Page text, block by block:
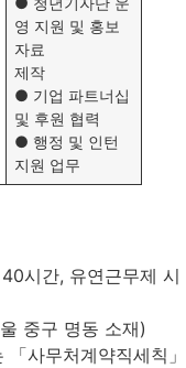
영 지원 및 홍보
자료
제작
● 기업 파트너십
및 후원 협력
● 행정 및 인턴
지원 업무
시간, 유연근무제 시
중구 명동 소재)
사무처계약직세칙」